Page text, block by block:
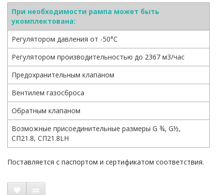
При необходимости рампа может быть
укомплектована:
Регулятором давления от -50°С
Регулятором производительностью до 2367 м3/час
Предохранительным клапаном
Вентилем газосброса
Обратным клапаном
Возможные присоединительные размеры G ¾, G½,
СП21.8, СП21.8LH
Поставляется с паспортом и сертификатом соответствия.